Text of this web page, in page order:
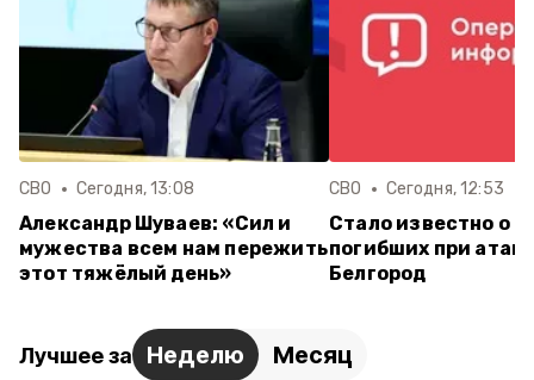
СВО Сегодня, 13:08
Александр Шуваев: «Сил и
мужества всем нам пережить
этот тяжёлый день»
СВО Сегодня, 12:53
Стало известно о
погибших при
Белгород
Лучшее за Неделю Месяц